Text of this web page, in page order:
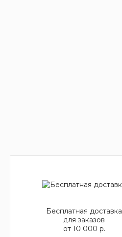
Бесплатная доставка
для заказов
от 10 000 р.